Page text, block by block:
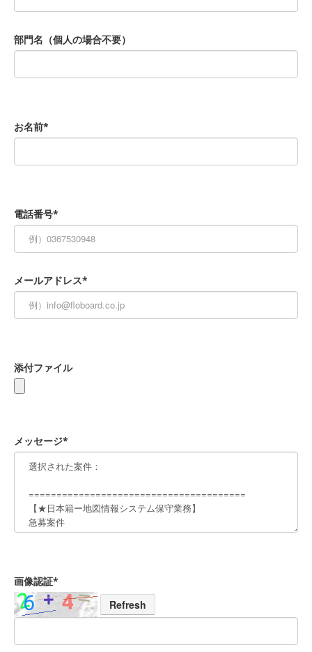
部門名（個人の場合不要）
お名前*
電話番号*
メールアドレス*
添付ファイル
メッセージ*
画像認証*
Refresh